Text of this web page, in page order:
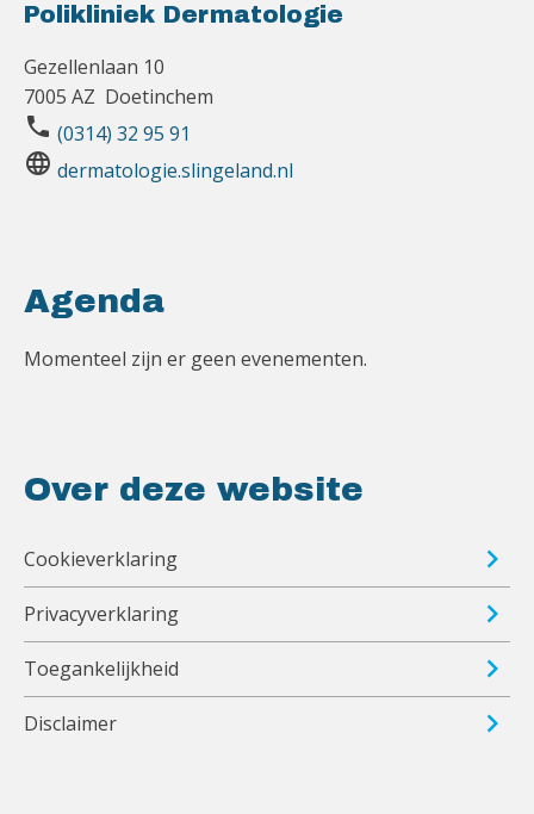
Polikliniek Dermatologie
Gezellenlaan 10
7005 AZ Doetinchem
phone (0314) 32 95 91
language dermatologie.slingeland.nl
Agenda
Momenteel zijn er geen evenementen.
Over deze website
Cookieverklaring
Privacyverklaring
Toegankelijkheid
Disclaimer